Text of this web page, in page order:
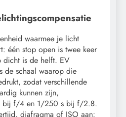
waarmee je licht
één stop open is twee keer
dicht is de helft. EV
de schaal waarop die
zodat verschillende
kunnen zijn,
bij f/4 en 1/250 s bij f/2.8.
diafragma of ISO aan: